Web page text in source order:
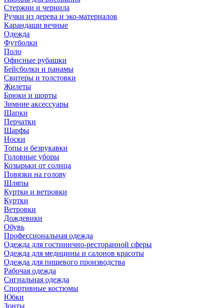
Стержни и чернила
Ручки из дерева и эко-материалов
Карандаши вечные
Одежда
Футболки
Поло
Офисные рубашки
Бейсболки и панамы
Свитеры и толстовки
Жилеты
Брюки и шорты
Зимние аксессуары
Шапки
Перчатки
Шарфы
Носки
Топы и безрукавки
Головные уборы
Козырьки от солнца
Повязки на голову
Шляпы
Куртки и ветровки
Куртки
Ветровки
Дождевики
Обувь
Профессиональная одежда
Одежда для гостинично-ресторанной сферы
Одежда для медицины и салонов красоты
Одежда для пищевого производства
Рабочая одежда
Сигнальная одежда
Спортивные костюмы
Юбки
Зонты